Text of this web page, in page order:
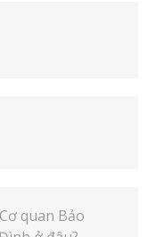
Cơ quan Bảo